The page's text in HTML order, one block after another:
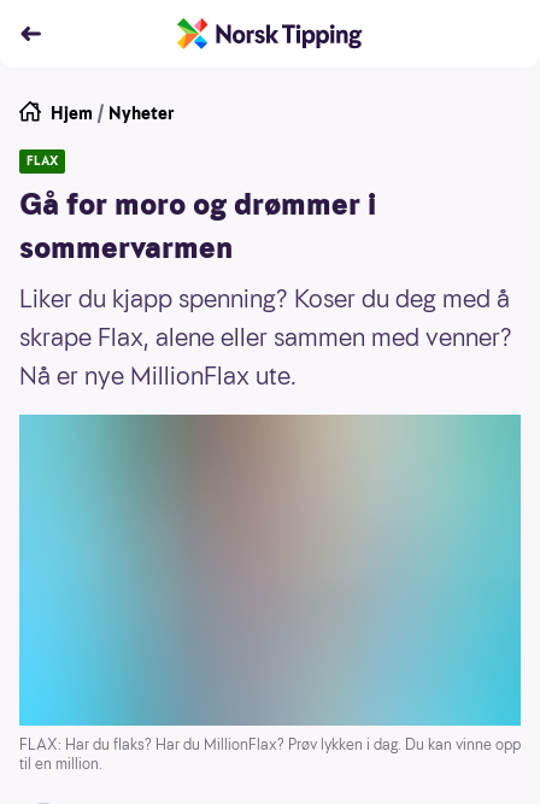
Hjem / Nyheter
FLAX
Gå for moro og drømmer i
sommervarmen
Liker du kjapp spenning? Koser du deg med å
skrape Flax, alene eller sammen med venner?
Nå er nye MillionFlax ute.
FLAX: Har du flaks? Har du MillionFlax? Prøv lykken i dag. Du kan vinne opp
til en million.